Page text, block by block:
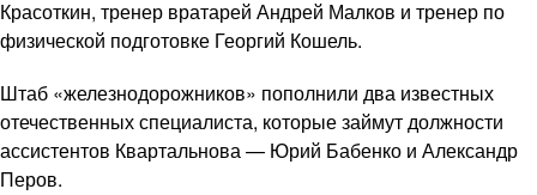
Красоткин, тренер вратарей Андрей Малков и тренер по
физической подготовке Георгий Кошель.
Штаб «железнодорожников» пополнили два известных
отечественных специалиста, которые займут должности
ассистентов Квартальнова — Юрий Бабенко и Александр
Перов.